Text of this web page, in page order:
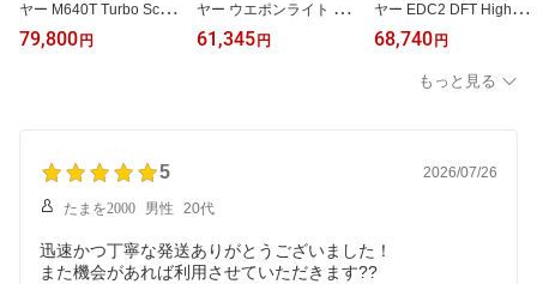
ヤー M640T Turbo Scout
Light Pro Pro6V M640T-
BK-PRO 日本正規品
79,800 円
ヤー ウエポンライト XC
3-A 550ルーメン 軽量コ
ンパクト 日本正規品
61,345 円
ヤー EDC2 DFT HighCa
ndela フラッシュライト
700ルーメン 日本正規品
68,740 円
もっと見る
5 2026/07/26
たまを2000 男性 20代
迅速かつ丁寧な発送ありがとうございました！
また機会があれば利用させていただきます??